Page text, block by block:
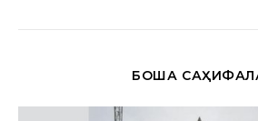
БОШҚА